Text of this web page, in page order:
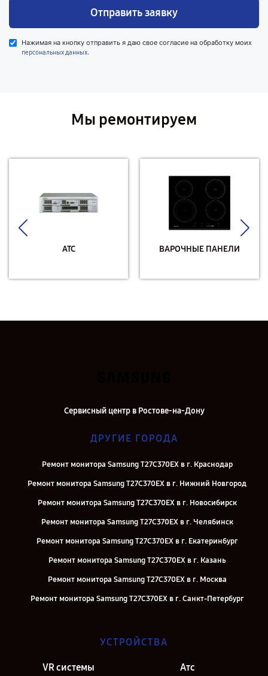
Отправить заявку
Нажимая на кнопку отправить я даю свое согласие на обработку моих
персональных данных.
Мы ремонтируем
АТС ВАРОЧНЫЕ ПАНЕЛИ
Сервисный центр в Ростове-на-Дону
ДРУГИЕ ГОРОДА
Ремонт монитора Samsung T27C370EX в г. Краснодар
Ремонт монитора Samsung T27C370EX в г. Нижний Новгород
Ремонт монитора Samsung T27C370EX в г. Новосибирск
Ремонт монитора Samsung T27C370EX в г. Челябинск
Ремонт монитора Samsung T27C370EX в г. Екатеринбург
Ремонт монитора Samsung T27C370EX в г. Казань
Ремонт монитора Samsung T27C370EX в г. Москва
Ремонт монитора Samsung T27C370EX в г. Санкт-Петербург
УСТРОЙСТВА
VR системы Атс